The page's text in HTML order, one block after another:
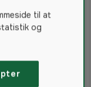
Hood Tussock
til at
og